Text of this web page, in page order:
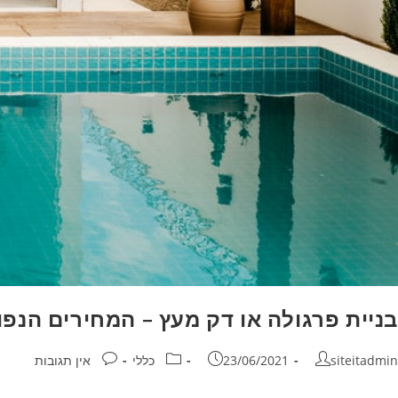
בניית פרגולה או דק מעץ – המחירים
siteitadmin
23/06/2021 כללי אין תגובות